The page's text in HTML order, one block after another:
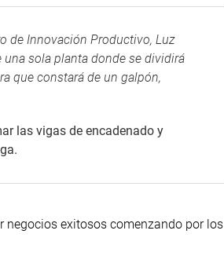
de Innovación Productivo, Luz
sola planta donde se dividirá
que constará de un galpón,
las vigas de encadenado y
negocios exitosos comenzando por los